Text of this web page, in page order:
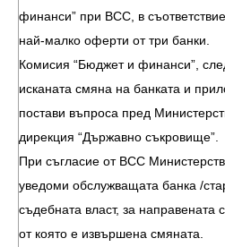
финанси” при ВСС, в
най-малко оферти от три банки.
Комисия “Бюджет и финанси”,
исканата смяна на банката и
постави въпроса пред
дирекция “Държавно съкровище”.
При съгласие от ВСС
уведоми обслужващата банка /
съдебната власт, за направената
от която е извършена смяната.